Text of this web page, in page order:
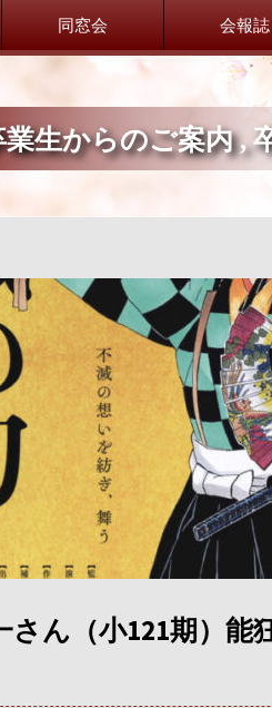
知らせ
お知らせ
ご案内
より
からのご案内
委員会だよ
総務委員会
会員交流
同窓会サ
特別委員会
同窓会 会報誌
業生からのご案内,
さん（小121期）能